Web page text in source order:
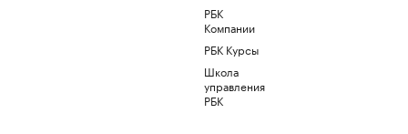
РБК
Компании
РБК Курсы
Школа
управления
РБК